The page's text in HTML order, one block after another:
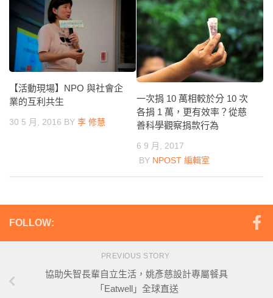
【活動現場】NPO 與社會企
業的互利共生
30 5 月, 2016 BY 李 修慧
一次捐 10 萬相較於分 10 次
各捐 1 萬，更有效率？從慈
善科學觀察捐款行為
6 9 月, 2017
BY NPOST 編輯室
FOLLOW:
PREVIOUS STORY
協助失智長輩自立生活，姚彥慈設計專屬餐具
「Eatwell」全球直送